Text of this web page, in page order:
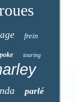
frein
touring
parlé